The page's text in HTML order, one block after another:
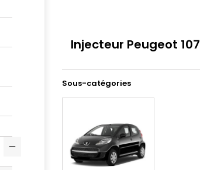
Injecteur Peugeot 107
Sous-catégories